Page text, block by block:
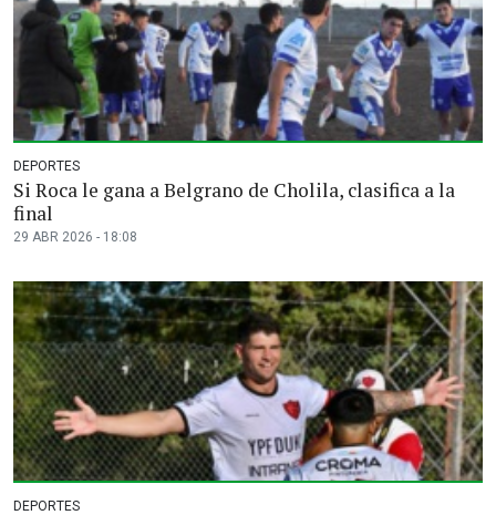
DEPORTES
Si Roca le gana a Belgrano de Cholila, clasifica a la
final
29 ABR 2026 - 18:08
DEPORTES